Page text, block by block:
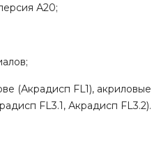
А20;
(Акрадисп FL1), акриловые
FL3.1, Акрадисп FL3.2).